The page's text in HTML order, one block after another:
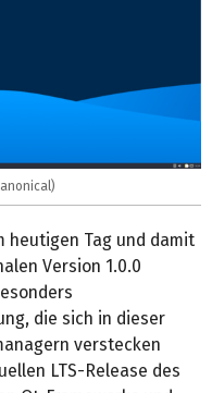
heutigen Tag und damit
Version 1.0.0
die sich in dieser
verstecken
LTS-Release des